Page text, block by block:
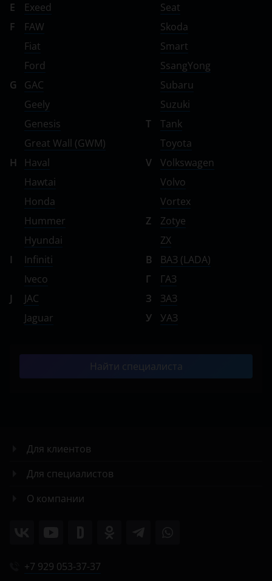
E
Exeed
F
FAW
Fiat
Ford
G
GAC
Geely
Genesis
Great Wall (GWM)
H
Haval
Hawtai
Honda
Hummer
Hyundai
I
Infiniti
Iveco
J
JAC
Jaguar
Seat
Skoda
Smart
SsangYong
Subaru
Suzuki
T
Tank
Toyota
V
Volkswagen
Volvo
Vortex
Z
Zotye
ZX
В
ВАЗ (LADA)
Г
ГАЗ
З
ЗАЗ
У
УАЗ
Найти специалиста
Для клиентов
Для специалистов
О компании
+7 929 053-37-37